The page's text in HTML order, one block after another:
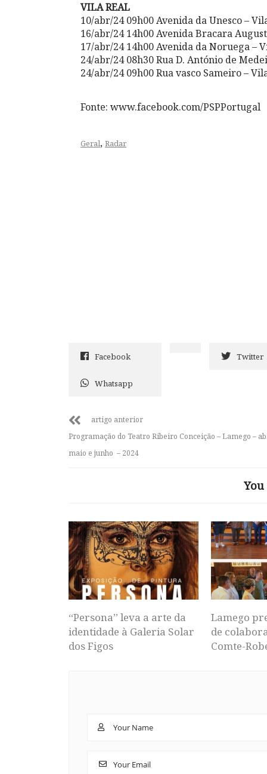
VILA REAL
10/abr/24 09h00 Avenida da Unesco –
16/abr/24 14h00 Avenida Bracara
17/abr/24 14h00 Avenida da Noruega –
24/abr/24 08h30 Rua D. António de
24/abr/24 09h00 Rua vasco Sameiro –
Fonte: www.facebook.com/PSPPortugal
Geral, Radar
Facebook Twitter
Whatsapp
artigo anterior
Programação do Teatro Ribeiro Conceição – Lamego –
maio e junho – 2024
“Persona” leva a arte da
identidade à Galeria Solar
dos Figos
Lamego
de
Comte-